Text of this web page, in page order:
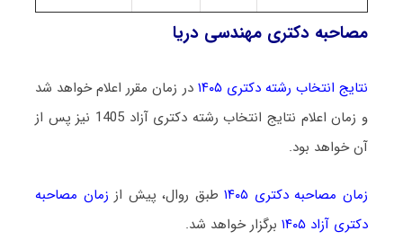
مصاحبه دکتری مهندسی دریا
نتایج انتخاب رشته دکتری ۱۴۰۵
در زمان مقرر اعلام خواهد شد
و زمان اعلام نتایج انتخاب رشته دکتری آزاد 1405 نیز پس از
آن خواهد بود.
زمان مصاحبه دکتری ۱۴۰۵ طبق روال، پیش از زمان مصاحبه
دکتری آزاد ۱۴۰۵
برگزار خواهد شد.